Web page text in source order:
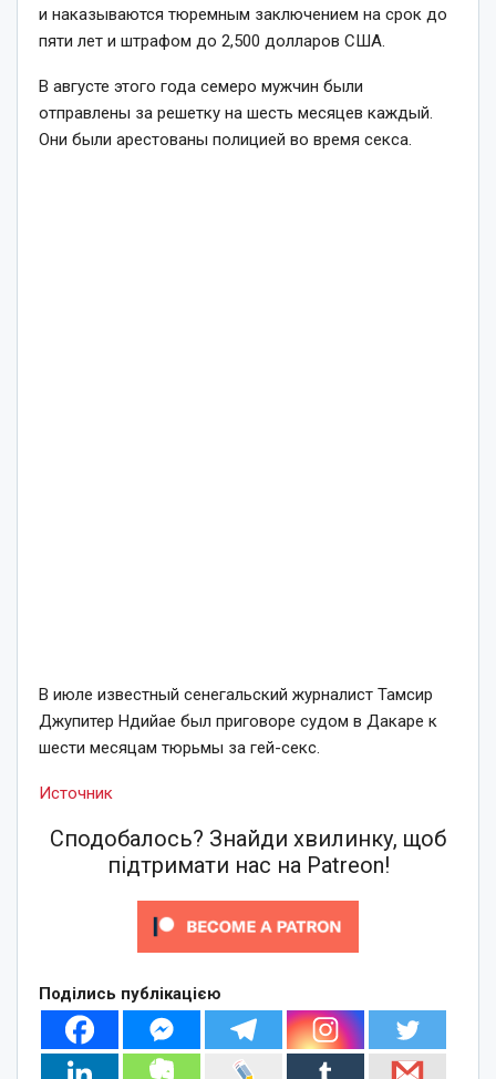
и наказываются тюремным заключением на срок до
пяти лет и штрафом до 2,500 долларов США.
В августе этого года семеро мужчин были
отправлены за решетку на шесть месяцев каждый.
Они были арестованы полицией во время секса.
В июле известный сенегальский журналист Тамсир
Джупитер Ндийае был приговоре судом в Дакаре к
шести месяцам тюрьмы за гей-секс.
Источник
Сподобалось? Знайди хвилинку, щоб
підтримати нас на Patreon!
Поділись публікацією